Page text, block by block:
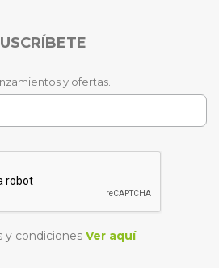
y ofertas.
y condiciones Ver aquí